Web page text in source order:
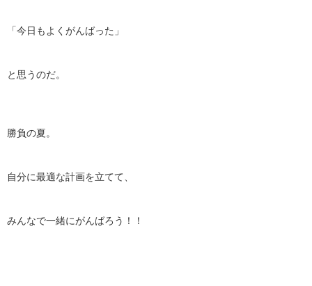
「今日もよくがんばった」
と思うのだ。
勝負の夏。
自分に最適な計画を立てて、
みんなで一緒にがんばろう！！